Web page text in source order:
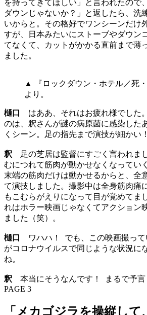
を持ってきてほしい」と言われたので
ダウンじゃないか？」と返したら、洗
いからと。その格好でワンシーンだけ
すが、日本みたいにストーブやダウン
てなくて、カットがかかる直前まで薄
ました。
▲ 『ロックダウン・ホテル／死・
より。
樋口
はああ、それはお疲れ様でした
のは、釈さんが謎の病原菌に感染した
くシーン。足の指先まで演技が細かい！
釈 足の芝居は監督にすごく言われま
むにつれて筋肉が動かせなくなってい
末端の筋肉だけは動かせるからと、全
て演技しました。撮影中は全身筋肉痛
もこむらがえりになって目が覚めてま
れはホラー映画じゃなくてアクション
ました（笑）。
樋口
ワハハ！ でも、この映画撮って
がコロナウイルスで同じような状況に
ね。
釈 本当にそうなんです！ まるで予言
PAGE 3
「メカゴジラを操縦し